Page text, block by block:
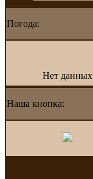
Погода:
Нет данных
Наша кнопка: